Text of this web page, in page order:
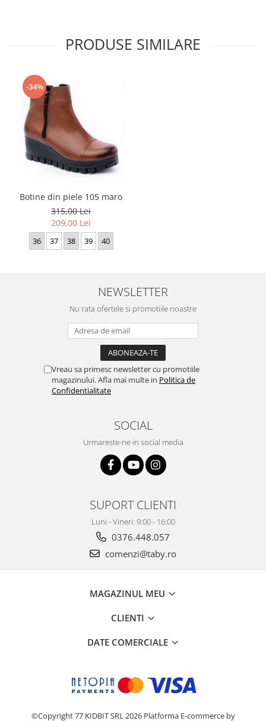
PRODUSE SIMILARE
-34%
Botine din piele 105 maro
315,00 Lei
209,00 Lei
36 37 38 39 40
NEWSLETTER
Nu rata ofertele si promotiile noastre
Vreau sa primesc newsletter cu promotiile
magazinului. Afla mai multe in Politica de
Confidentialitate
SOCIAL
Urmareste-ne in social media
SUPORT CLIENTI
Luni - Vineri: 9:00 - 16:00
0376.448.057
comenzi@taby.ro
MAGAZINUL MEU
CLIENTI
DATE COMERCIALE
©Copyright 77 KIDBIT SRL 2026 Platforma E-commerce by